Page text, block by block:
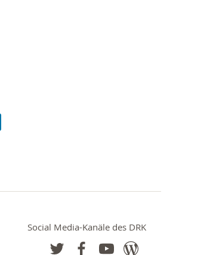
Social Media-Kanäle des DRK